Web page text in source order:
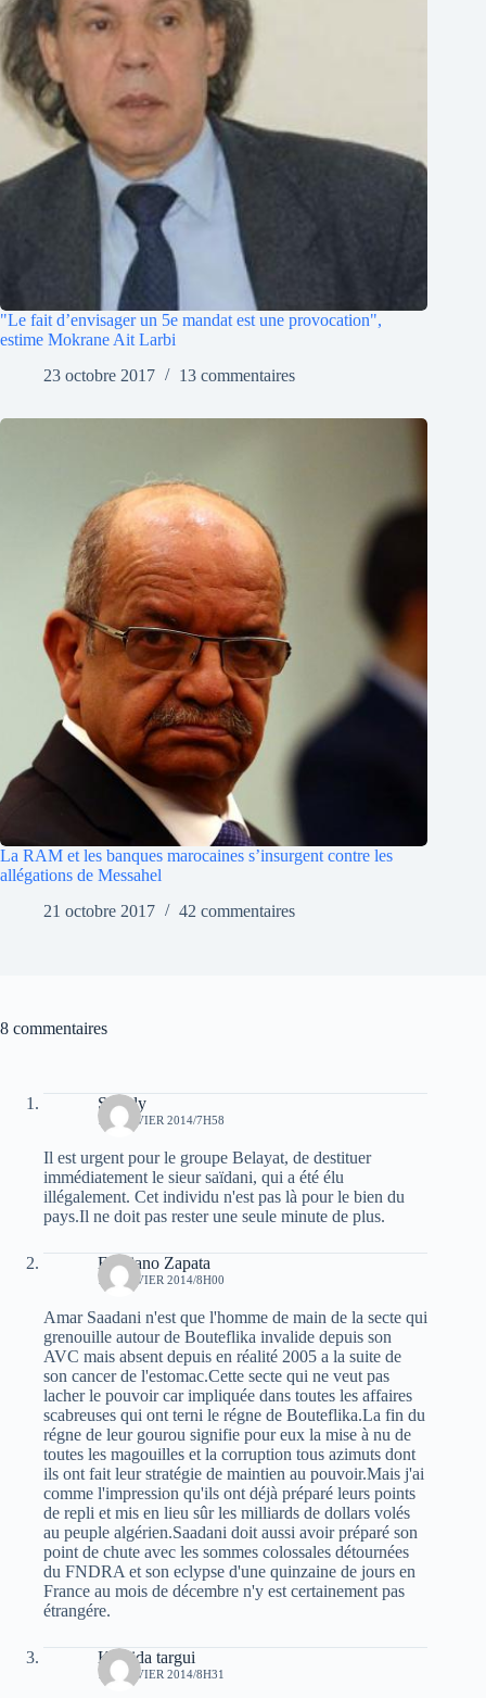
"Le fait d’envisager un 5e mandat est une provocation",
estime Mokrane Ait Larbi
23 octobre 2017
13 commentaires
La RAM et les banques marocaines s’insurgent contre les
allégations de Messahel
21 octobre 2017
42 commentaires
8 commentaires
Simply
13 JANVIER 2014/7H58
Il est urgent pour le groupe Belayat, de destituer
immédiatement le sieur saïdani, qui a été élu
illégalement. Cet individu n'est pas là pour le bien du
pays.Il ne doit pas rester une seule minute de plus.
Emiliano Zapata
13 JANVIER 2014/8H00
Amar Saadani n'est que l'homme de main de la secte qui
grenouille autour de Bouteflika invalide depuis son
AVC mais absent depuis en réalité 2005 a la suite de
son cancer de l'estomac.Cette secte qui ne veut pas
lacher le pouvoir car impliquée dans toutes les affaires
scabreuses qui ont terni le régne de Bouteflika.La fin du
régne de leur gourou signifie pour eux la mise à nu de
toutes les magouilles et la corruption tous azimuts dont
ils ont fait leur stratégie de maintien au pouvoir.Mais j'ai
comme l'impression qu'ils ont déjà préparé leurs points
de repli et mis en lieu sûr les milliards de dollars volés
au peuple algérien.Saadani doit aussi avoir préparé son
point de chute avec les sommes colossales détournées
du FNDRA et son eclypse d'une quinzaine de jours en
France au mois de décembre n'y est certainement pas
étrangére.
Khalida targui
13 JANVIER 2014/8H31